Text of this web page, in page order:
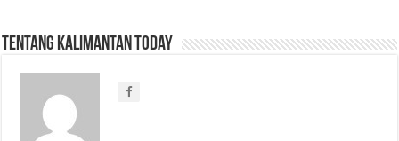
Tentang Kalimantan Today